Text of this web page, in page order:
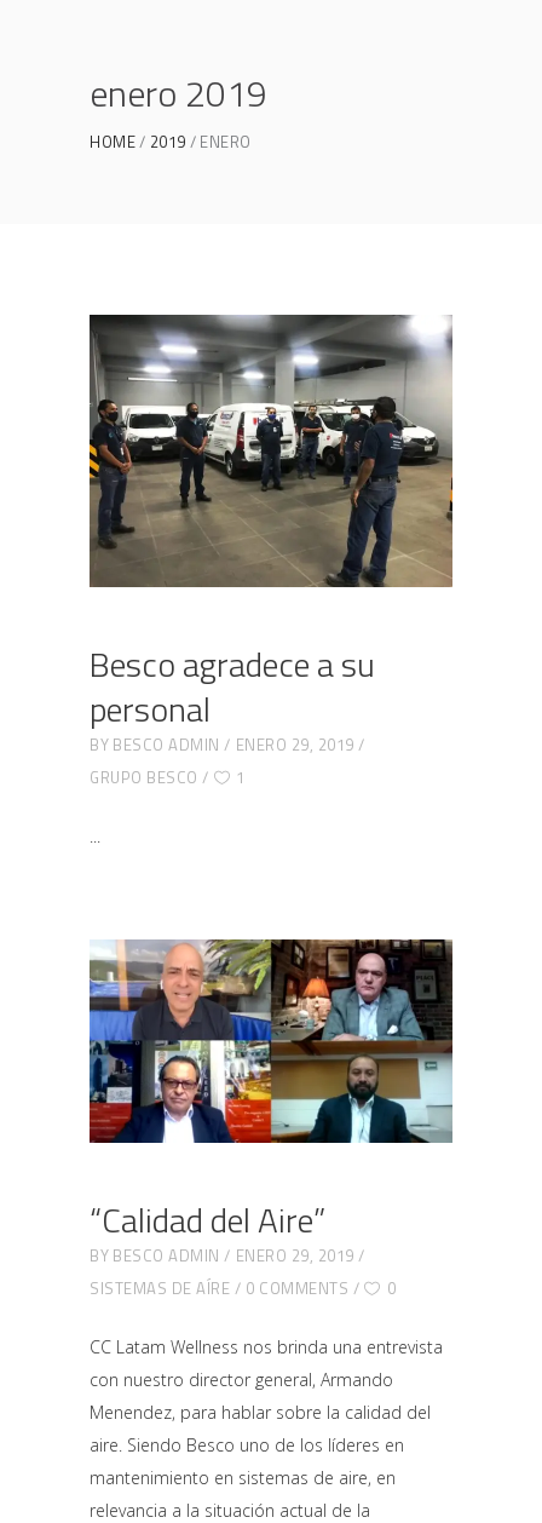
enero 2019
HOME 2019 ENERO
Besco agradece a su
personal
BY BESCO ADMIN
ENERO 29, 2019
GRUPO BESCO
1
“Calidad del Aire”
BY BESCO ADMIN
ENERO 29, 2019
SISTEMAS DE AÍRE
0 COMMENTS 0
CC Latam Wellness nos brinda una entrevista
con nuestro director general, Armando
Menendez, para hablar sobre la calidad del
aire. Siendo Besco uno de los líderes en
mantenimiento en sistemas de aire, en
relevancia a la situación actual de la